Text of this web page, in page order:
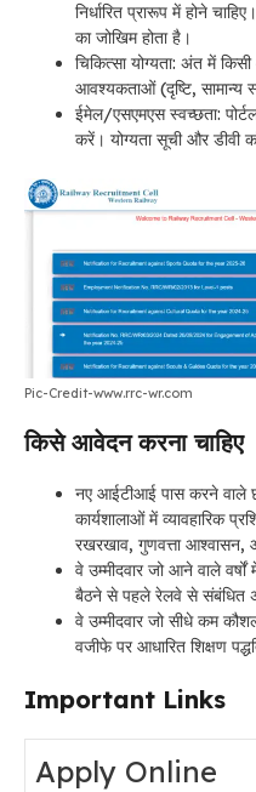
निर्धारित प्रारूप में होने
का जोखिम होता है।
चिकित्सा योग्यता: अंत में
आवश्यकताओं (दृष्टि, सामान्य
ईमेल/एसएमएस स्वच्छता:
करें। योग्यता सूची और डीवी
Pic-Credit-www.rrc-wr.com
किसे आवेदन करना चाहिए
नए आईटीआई पास करने वाले
कार्यशालाओं में व्यावहारिक
रखरखाव, गुणवत्ता आश्वासन,
वे उम्मीदवार जो आने वाले
बैठने से पहले रेलवे से संबंधित
वे उम्मीदवार जो सीधे कम
वजीफे पर आधारित शिक्षण
Important Links
Apply Online